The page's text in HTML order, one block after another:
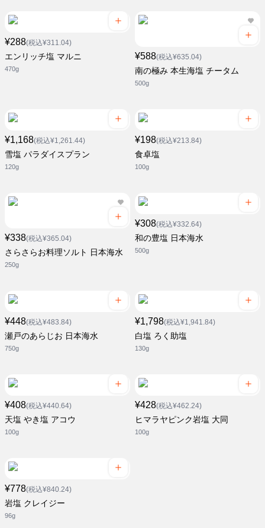
¥288(税込¥311.04)
エンリッチ塩 マルニ
470g
¥588(税込¥635.04)
南の極み 本生海塩 チータム
500g
¥1,168(税込¥1,261.44)
雪塩 パラダイスプラン
120g
¥198(税込¥213.84)
食卓塩
100g
¥338(税込¥365.04)
さらさらお料理ソルト 日本海水
250g
¥308(税込¥332.64)
和の豊塩 日本海水
500g
¥448(税込¥483.84)
瀬戸のあらじお 日本海水
750g
¥1,798(税込¥1,941.84)
白塩 ろく助塩
130g
¥408(税込¥440.64)
天塩 やき塩 アコウ
100g
¥428(税込¥462.24)
ヒマラヤピンク岩塩 大同
100g
¥778(税込¥840.24)
岩塩 クレイジー
96g